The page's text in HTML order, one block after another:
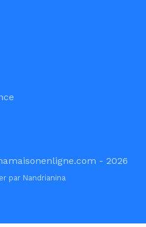
- 2026
par Nandrianina